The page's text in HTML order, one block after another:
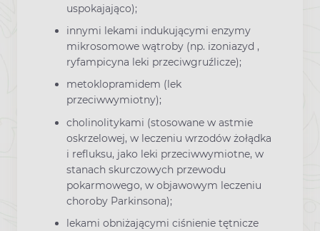
uspokajająco);
innymi lekami indukującymi enzymy
mikrosomowe wątroby (np. izoniazyd ,
ryfampicyna leki przeciwgruźlicze);
metoklopramidem (lek
przeciwwymiotny);
cholinolitykami (stosowane w astmie
oskrzelowej, w leczeniu wrzodów żołądka
i refluksu, jako leki przeciwwymiotne, w
stanach skurczowych przewodu
pokarmowego, w objawowym leczeniu
choroby Parkinsona);
lekami obniżającymi ciśnienie tętnicze